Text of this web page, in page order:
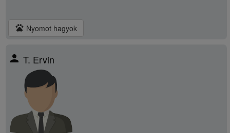
pets Nyomot hagyok
person T. Ervin